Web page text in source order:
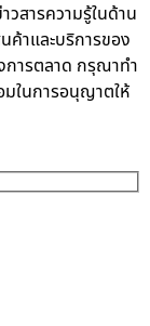
วสารความรู้ในด้าน
าและบริการของ
การตลาด กรุณาทำ
ในการอนุญาตให้